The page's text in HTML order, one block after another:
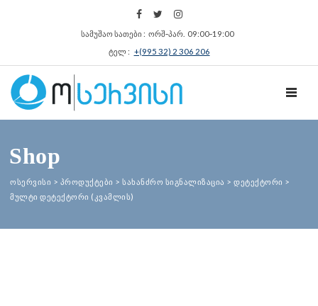
სამუშაო სათები : ორშ‑პარ. 09:00‑19:00
ტელ : +(995 32) 2 306 206
Shop
ოსერვისი > პროდუქტები > სახანძრო სიგნალიზაცია > დეტექტორი >
მულტი დეტექტორი (კვამლის)